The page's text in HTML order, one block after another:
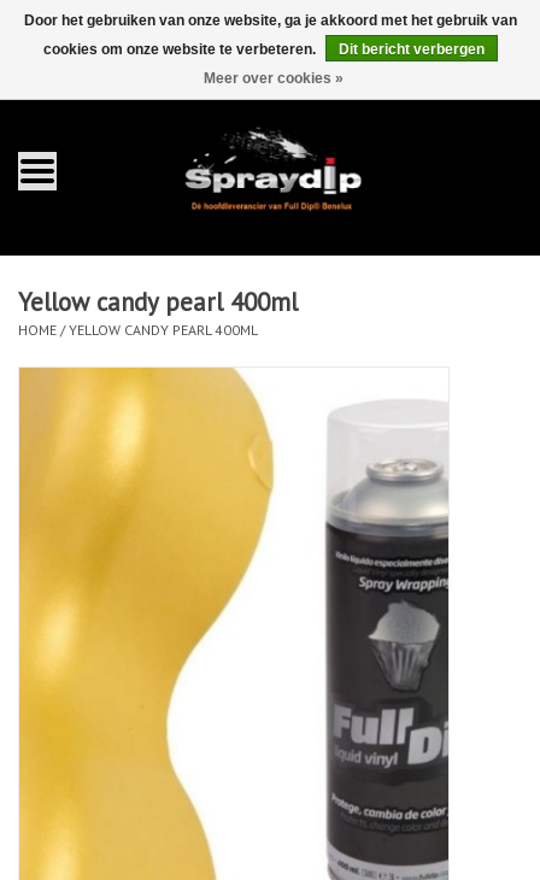
0 Artikelen - €0,00
Gallons
Sprays
Sets
Yellow candy pearl 400ml
HOME /YELLOW CANDY PEARL 400ML
Door het gebruiken van onze website, ga je akkoord met het gebruik van
cookies om onze website te verbeteren.
Dit bericht verbergen
Meer over cookies »